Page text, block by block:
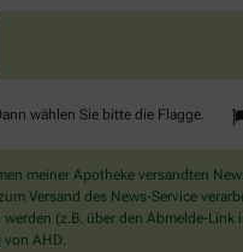
wählen Sie bitte die Flagge
Sie
meiner Apotheke versandten
Versand des News-Service
(z.B. über den Abmelde-
von AHD.